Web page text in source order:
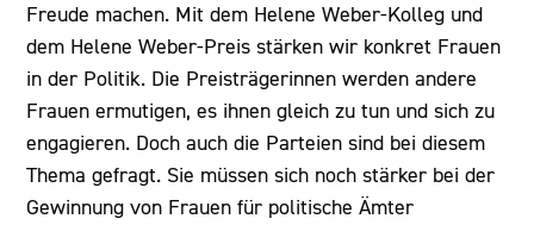
Freude machen. Mit dem Helene Weber-Kolleg und
dem Helene Weber-Preis stärken wir konkret Frauen
in der Politik. Die Preisträgerinnen werden andere
Frauen ermutigen, es ihnen gleich zu tun und sich zu
engagieren. Doch auch die Parteien sind bei diesem
Thema gefragt. Sie müssen sich noch stärker bei der
Gewinnung von Frauen für politische Ämter